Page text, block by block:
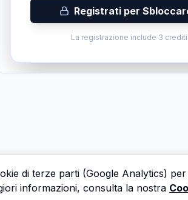
Registrati per
La registrazione include 3
di terze parti (Google Analytics)
informazioni, consulta la nostra